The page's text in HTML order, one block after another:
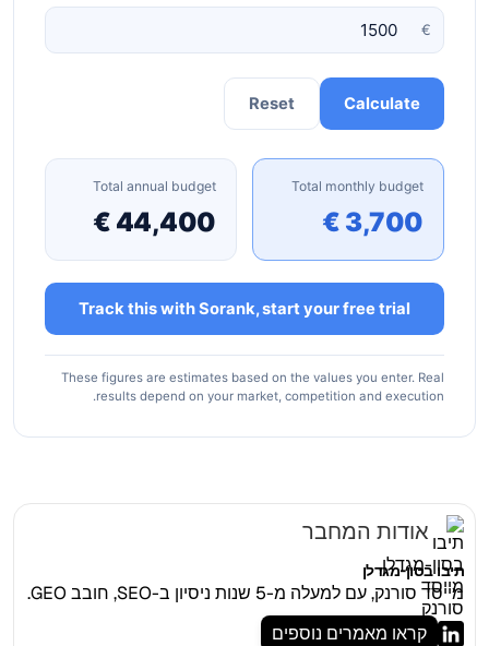
€
Calculate
Reset
Total monthly budget
3,700 €
Total annual budget
44,400 €
Track this with Sorank, start your free trial
These figures are estimates based on the values you enter. Real
results depend on your market, competition and execution.
אודות המחבר
תיבו בסון-מגדלן
מייסד סורנק, עם למעלה מ-5 שנות ניסיון ב-SEO, חובב GEO.
קראו מאמרים נוספים